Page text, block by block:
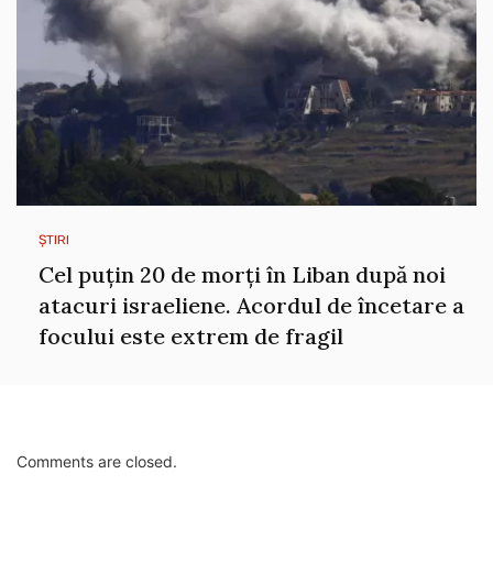
ȘTIRI
Cel puțin 20 de morți în Liban după noi
atacuri israeliene. Acordul de încetare a
focului este extrem de fragil
Comments are closed.